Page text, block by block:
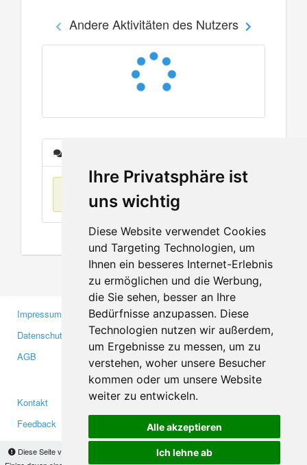
Ihre Privatsphäre ist
uns wichtig
Diese Website verwendet Cookies
und Targeting Technologien, um
Ihnen ein besseres Internet-Erlebnis
zu ermöglichen und die Werbung,
die Sie sehen, besser an Ihre
Bedürfnisse anzupassen. Diese
Technologien nutzen wir außerdem,
um Ergebnisse zu messen, um zu
verstehen, woher unsere Besucher
kommen oder um unsere Website
weiter zu entwickeln.
Alle akzeptieren
Ich lehne ab
Diese Seite verwendet Cookies, um Informationen auf Ihrem Computer zu speichern.
Andere Aktivitäten des Nutzers
Keine Einträge
Impressum
Datenschutzerklärung
AGB
Gewerbetreibende
Investoren
Medien
Kontakt
Feedback
Facebook
Twitter
YouTube